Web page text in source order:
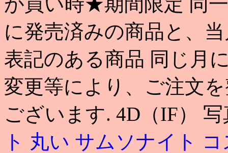
に発売済みの商品と、
表記のある商品 同じ月
変更等により、ご注文
ございます. 4D（IF）
ト 丸い サムソナイト